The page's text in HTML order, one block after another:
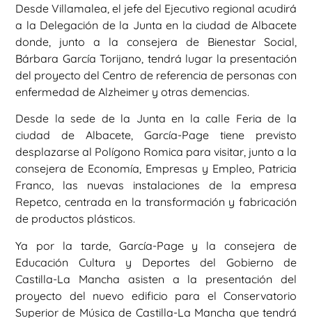
Desde Villamalea, el jefe del Ejecutivo regional acudirá
a la Delegación de la Junta en la ciudad de Albacete
donde, junto a la consejera de Bienestar Social,
Bárbara García Torijano, tendrá lugar la presentación
del proyecto del Centro de referencia de personas con
enfermedad de Alzheimer y otras demencias.
Desde la sede de la Junta en la calle Feria de la
ciudad de Albacete, García-Page tiene previsto
desplazarse al Polígono Romica para visitar, junto a la
consejera de Economía, Empresas y Empleo, Patricia
Franco, las nuevas instalaciones de la empresa
Repetco, centrada en la transformación y fabricación
de productos plásticos.
Ya por la tarde, García-Page y la consejera de
Educación Cultura y Deportes del Gobierno de
Castilla-La Mancha asisten a la presentación del
proyecto del nuevo edificio para el Conservatorio
Superior de Música de Castilla-La Mancha que tendrá